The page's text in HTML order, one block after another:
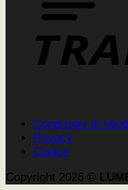
Condizioni di
Privacy
Cookie
Copyright 2026 ©